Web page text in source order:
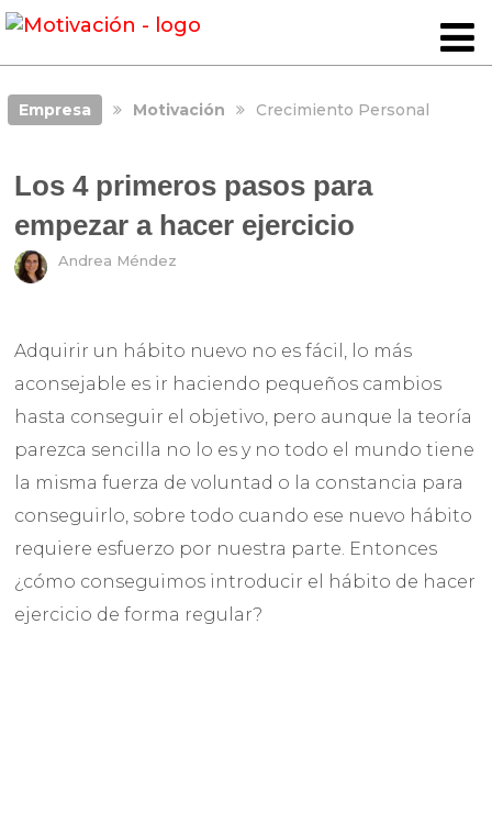
Empresa Motivación Crecimiento Personal
Los 4 primeros pasos para
empezar a hacer ejercicio
Andrea Méndez
Adquirir un hábito nuevo no es fácil, lo más
aconsejable es ir haciendo pequeños cambios
hasta conseguir el objetivo, pero aunque la teoría
parezca sencilla no lo es y no todo el mundo tiene
la misma fuerza de voluntad o la constancia para
conseguirlo, sobre todo cuando ese nuevo hábito
requiere esfuerzo por nuestra parte. Entonces
¿cómo conseguimos introducir el hábito de hacer
ejercicio de forma regular?